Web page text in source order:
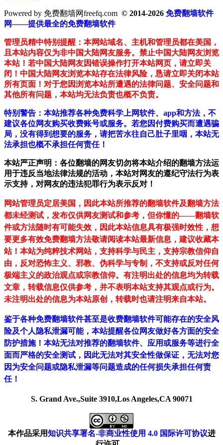
Powered by 免费翻墙网freefq.com © 2014-2026 免费翻墙软件
网——提供最全的免费翻墙软件
管理员精中特别提醒：本网站域名、主机和管理员都在美国，
且本站内容仅为非中国大陆网友服务。禁止中国大陆网友浏览
本站！若中国大陆网友因错误操作打开本站网页，请立即关
闭！中国大陆网友浏览本站存在法律风险，恳请立即关闭本站
所有页面！对于您因浏览本站所遭遇的法律问题、安全问题和
其他所有问题，本站均无法负责也概不负责。
特别警告：本站推荐各种免费科学上网软件、app和方法，不
建议各位网友购买收费账号或服务。若您因付费购买而遭遇骗
局，没有得到想要的服务，请把苦水往自己肚子里咽，本站无
法承担也概不承担任何责任！
本站严正声明：各位翻墙的网友切勿将本站介绍的翻墙方法运
用于违反当地法律法规的活动，本站对网友的遵纪守法行为表
示支持，对网友的违法犯罪行为表示反对！
网站管理员定居美国，因此本站所推荐的翻墙软件及翻墙方法
都未经测试，发布仅供网友测试和参考，但你懂的——翻墙软
件或方法随时有可能失效，因此本站信息具有极强时效性，想
要更多有效免费翻墙方法敬请阅读本站最新信息，建议收藏本
站！ 本站为纯粹技术网站，支持科学与民主，支持宗教信仰自
由，反对恐怖主义、邪教、伪科学与专制，不支持或反对任何
极端主义的政治观点或宗教信仰。有注明出处的信息均为转载
文章，转载信息仅供参考，并不表明本站支持其观点或行为。
未注明出处的信息为本站原创，转载时也请注明来自本站。
鉴于各种免费翻墙软件甚至是收费翻墙软件可能存在的安全风
险及个人隐私泄漏可能，本站提醒各位网友做好各方面的安全
防护措施！本站无法对推荐的翻墙软件、应用或服务等进行全
面而严格的安全测试，因此无法对其安全性做保证，无法对您
因为安全问题或隐私泄漏等问题造成的任何损失承担任何责
任！
S. Grand Ave.,Suite 3910,Los Angeles,CA 90071
本作品采用知识共享署名-非商业性使用 4.0 国际许可协议进